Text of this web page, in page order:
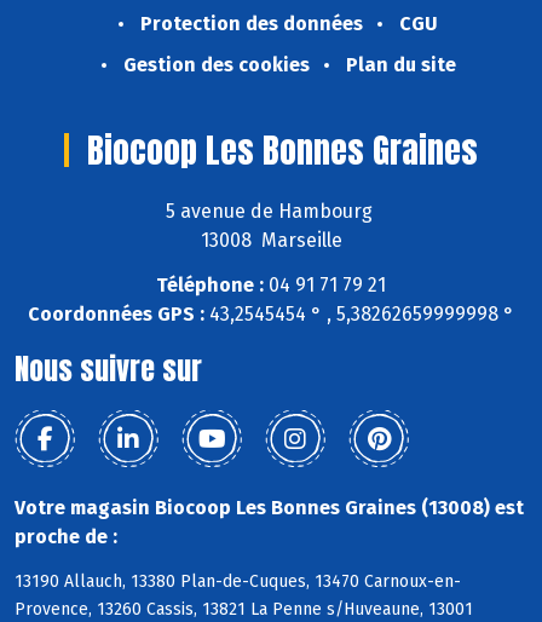
Protection des données
CGU
Gestion des cookies
Plan du site
Biocoop Les Bonnes Graines
5 avenue de Hambourg
13008 Marseille
Téléphone : 04 91 71 79 21
Coordonnées GPS : 43,2545454 ° , 5,38262659999998 °
Nous suivre sur
Votre magasin Biocoop Les Bonnes Graines (13008) est
proche de :
13190 Allauch, 13380 Plan-de-Cuques, 13470 Carnoux-en-
Provence, 13260 Cassis, 13821 La Penne s/Huveaune, 13001